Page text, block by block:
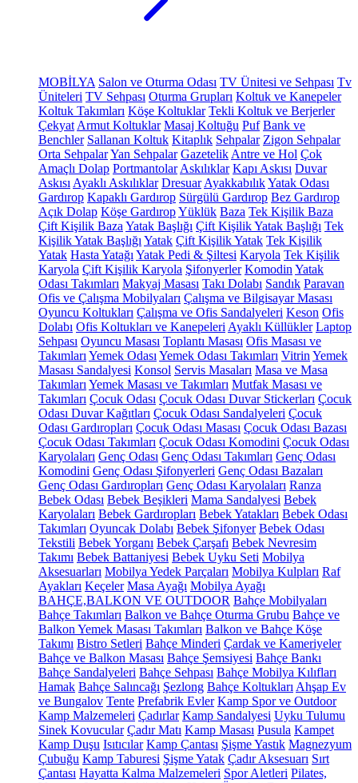
MOBİLYA Salon ve Oturma Odası TV Ünitesi ve Sehpası Tv
Üniteleri TV Sehpası Oturma Grupları Koltuk ve Kanepeler
Koltuk Takımları Köşe Koltuklar Tekli Koltuk ve Berjerler
Çekyat Armut Koltuklar Masaj Koltuğu Puf Bank ve
Benchler Sallanan Koltuk Kitaplık Sehpalar Zigon Sehpalar
Orta SehpalarYan Sehpalar Gazetelik Antre ve Hol Çok
Amaçlı Dolap Portmantolar Askılıklar Kapı Askısı Duvar
Askısı Ayaklı Askılıklar Dresuar AyakkabılıkYatak Odası
Gardırop Kapaklı Gardırop Sürgülü Gardırop Bez Gardırop
Açık Dolap Köşe GardıropYüklük Baza Tek Kişilik Baza
Çift Kişilik Baza Yatak Başlığı Çift Kişilik Yatak Başlığı Tek
Kişilik Yatak Başlığı Yatak Çift Kişilik Yatak Tek Kişilik
Yatak Hasta Yatağı Yatak Pedi & Şiltesi Karyola Tek Kişilik
Karyola Çift Kişilik Karyola Şifonyerler Komodin Yatak
Odası Takımları Makyaj Masası Takı Dolabı Sandık Paravan
Ofis ve Çalışma Mobilyaları Çalışma ve Bilgisayar Masası
Oyuncu Koltukları Çalışma ve Ofis Sandalyeleri Keson Ofis
Dolabı Ofis Koltukları ve Kanepeleri Ayaklı Küllükler Laptop
Sehpası Oyuncu Masası Toplantı Masası Ofis Masası ve
Takımları Yemek Odası Yemek Odası Takımları Vitrin Yemek
Masası Sandalyesi Konsol Servis Masaları Masa ve Masa
Takımları Yemek Masası ve Takımları Mutfak Masası ve
Takımları Çocuk Odası Çocuk Odası Duvar Stickerları Çocuk
Odası Duvar Kağıtları Çocuk Odası Sandalyeleri Çocuk
Odası Gardıropları Çocuk Odası Masası Çocuk Odası Bazası
Çocuk Odası Takımları Çocuk Odası Komodini Çocuk Odası
Karyolaları Genç Odası Genç Odası Takımları Genç Odası
Komodini Genç Odası Şifonyerleri Genç Odası Bazaları
Genç Odası Gardıropları Genç Odası Karyolaları Ranza
Bebek Odası Bebek Beşikleri Mama Sandalyesi Bebek
Karyolaları Bebek Gardıropları Bebek Yatakları Bebek Odası
Takımları Oyuncak Dolabı Bebek Şifonyer Bebek Odası
Tekstili Bebek Yorganı Bebek Çarşafı Bebek Nevresim
Takımı Bebek Battaniyesi Bebek Uyku Seti Mobilya
Aksesuarları Mobilya Yedek Parçaları Mobilya Kulpları Raf
Ayakları Keçeler Masa Ayağı Mobilya Ayağı
BAHÇE,BALKON VE OUTDOOR Bahçe Mobilyaları
Bahçe Takımları Balkon ve Bahçe Oturma Grubu Bahçe ve
Balkon Yemek Masası Takımları Balkon ve Bahçe Köşe
Takımı Bistro Setleri Bahçe Minderi Çardak ve Kameriyeler
Bahçe ve Balkon Masası Bahçe Şemsiyesi Bahçe Bankı
Bahçe Sandalyeleri Bahçe Sehpası Bahçe Mobilya Kılıfları
Hamak Bahçe Salıncağı Şezlong Bahçe Koltukları Ahşap Ev
ve Bungalov Tente Prefabrik Evler Kamp Spor ve Outdoor
Kamp Malzemeleri Çadırlar Kamp Sandalyesi Uyku Tulumu
Sinek Kovucular Çadır Matı Kamp Masası Pusula Kampet
Kamp Duşu Isıtıcılar Kamp Çantası Şişme Yastık Magnezyum
Çubuğu Kamp Taburesi Şişme Yatak Çadır Aksesuarı Sırt
Çantası Hayatta Kalma Malzemeleri Spor Aletleri Pilates,